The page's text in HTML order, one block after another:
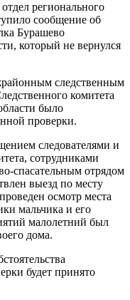
регионального
сообщение об
Бурашево
который не вернулся
следственным
комитета
было
проверки.
следователями и
сотрудниками
спасательным отрядом
выезд по месту
осмотр места
мальчика и его
малолетний был
дома.
будет принято